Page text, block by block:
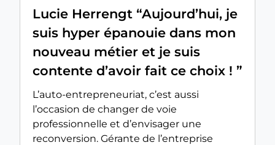
Lucie Herrengt “Aujourd’hui, je
suis hyper épanouie dans mon
nouveau métier et je suis
contente d’avoir fait ce choix ! ”
L’auto-entrepreneuriat, c’est aussi
l’occasion de changer de voie
professionnelle et d’envisager une
reconversion. Gérante de l’entreprise